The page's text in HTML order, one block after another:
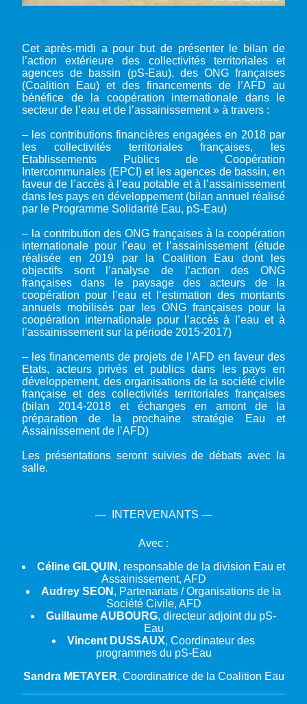
Cet après-midi a pour but de présenter le bilan de
l’action extérieure des collectivités territoriales et
agences de bassin (pS-Eau), des ONG françaises
(Coalition Eau) et des financements de l’AFD au
bénéfice de la coopération internationale dans le
secteur de l’eau et de l’assainissement » à travers :
– les contributions financières engagées en 2018 par
les collectivités territoriales françaises, les
Etablissements Publics de Coopération
Intercommunales (EPCI) et les agences de bassin, en
faveur de l’accès à l’eau potable et à l’assainissement
dans les pays en développement (bilan annuel réalisé
par le Programme Solidarité Eau, pS-Eau)
– la contribution des ONG françaises à la coopération
internationale pour l’eau et l’assainissement (étude
réalisée en 2019 par la Coalition Eau dont les
objectifs sont l’analyse de l’action des ONG
françaises dans le paysage des acteurs de la
coopération pour l’eau et l’estimation des montants
annuels mobilisés par les ONG françaises pour la
coopération internationale pour l’accès à l’eau et à
l’assainissement sur la période 2015-2017)
– les financements de projets de l’AFD en faveur des
Etats, acteurs privés et publics dans les pays en
développement, des organisations de la société civile
française et des collectivités territoriales françaises
(bilan 2014-2018 et échanges en amont de la
préparation de la prochaine stratégie Eau et
Assainissement de l’AFD)
Les présentations seront suivies de débats avec la
salle.
— INTERVENANTS —
Avec :
Céline GILQUIN , responsable de la division Eau et
Assainissement, AFD
Audrey SEON , Partenariats / Organisations de la
Société Civile, AFD
Guillaume AUBOURG, directeur adjoint du pS-
Eau
Vincent DUSSAUX, Coordinateur des
programmes du pS-Eau
Sandra METAYER, Coordinatrice de la Coalition Eau